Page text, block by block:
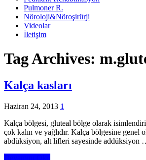
Pulmoner R.
Nöroloji&Nöroşirürji
Videolar
İletişim
Tag Archives:
Kalça kasları
Haziran 24, 2013 1
Kalça bölgesi, gluteal bölge olarak
çok kalın ve yağlıdır. Kalça bölgesine genel
abdüksiyon, alt lifleri sayesinde addüksiyon